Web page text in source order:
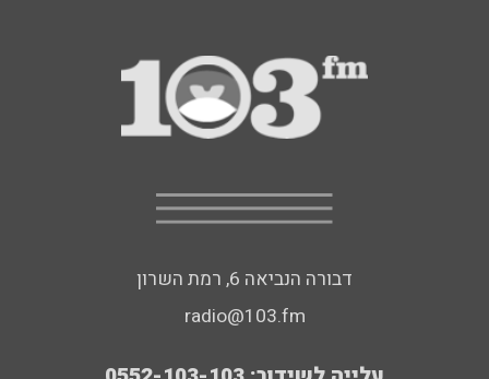
דבורה הנביאה 6, רמת השרון
radio@103.fm